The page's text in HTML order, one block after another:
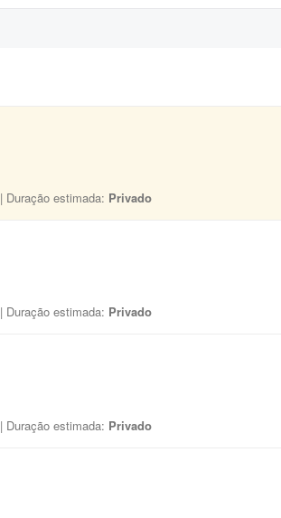
| Duração estimada: Privado
| Duração estimada: Privado
| Duração estimada: Privado